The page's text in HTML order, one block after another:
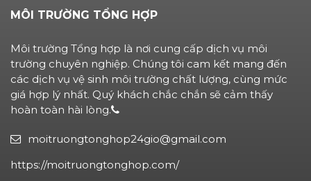
MÔI TRƯỜNG TỔNG HỢP
Môi trường Tổng hợp là nơi cung cấp dịch vụ môi
trường chuyên nghiệp. Chúng tôi cam kết mang đến
các dịch vụ vệ sinh môi trường chất lượng, cùng mức
giá hợp lý nhất. Quý khách chắc chắn sẽ cảm thấy
hoàn toàn hài lòng.
moitruongtonghop24gio@gmail.com
https://moitruongtonghop.com/